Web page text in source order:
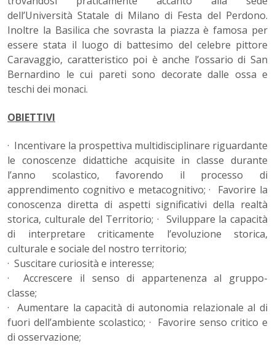
dell’Università Statale di Milano di Festa del Perdono.
Inoltre la Basilica che sovrasta la piazza è famosa per
essere stata il luogo di battesimo del celebre pittore
Caravaggio, caratteristico poi è anche l’ossario di San
Bernardino le cui pareti sono decorate dalle ossa e
teschi dei monaci.
OBIETTIVI
· Incentivare la prospettiva multidisciplinare riguardante
le conoscenze didattiche acquisite in classe durante
l’anno scolastico, favorendo il processo di
apprendimento cognitivo e metacognitivo; · Favorire la
conoscenza diretta di aspetti significativi della realtà
storica, culturale del Territorio; · Sviluppare la capacità
di interpretare criticamente l’evoluzione storica,
culturale e sociale del nostro territorio;
· Suscitare curiosità e interesse;
· Accrescere il senso di appartenenza al gruppo-
classe;
· Aumentare la capacità di autonomia relazionale al di
fuori dell’ambiente scolastico; · Favorire senso critico e
di osservazione;